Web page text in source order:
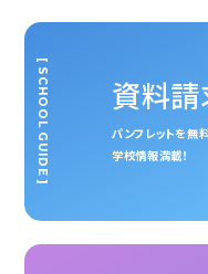
資料
パンフレットを無
学校情報満載！
[ SCHOOL GUIDE ]